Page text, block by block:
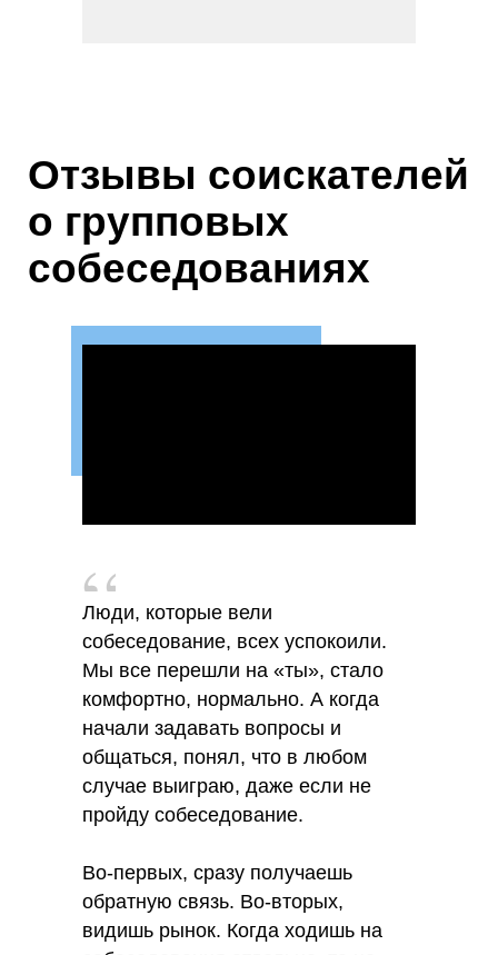
Отзывы соискателей
о групповых
собеседованиях
Люди, которые вели
собеседование, всех успокоили.
Мы все перешли на «ты», стало
комфортно, нормально. А когда
начали задавать вопросы и
общаться, понял, что в любом
случае выиграю, даже если не
пройду собеседование.
Во-первых, сразу получаешь
обратную связь. Во-вторых,
видишь рынок. Когда ходишь на